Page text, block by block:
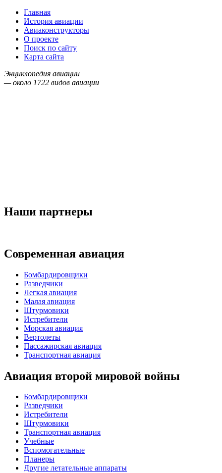
Главная
История авиации
Авиаконструкторы
О проекте
Поиск по сайту
Карта сайта
Энциклопедия авиации
— около 1722 видов авиации
Наши партнеры
Современная авиация
Бомбардировщики
Разведчики
Легкая авиация
Малая авиация
Штурмовики
Истребители
Морская авиация
Вертолеты
Пассажирская авиация
Транспортная авиация
Авиация второй мировой войны
Бомбардировщики
Разведчики
Истребители
Штурмовики
Транспортная авиация
Учебные
Вспомогательные
Планеры
Другие летательные аппараты